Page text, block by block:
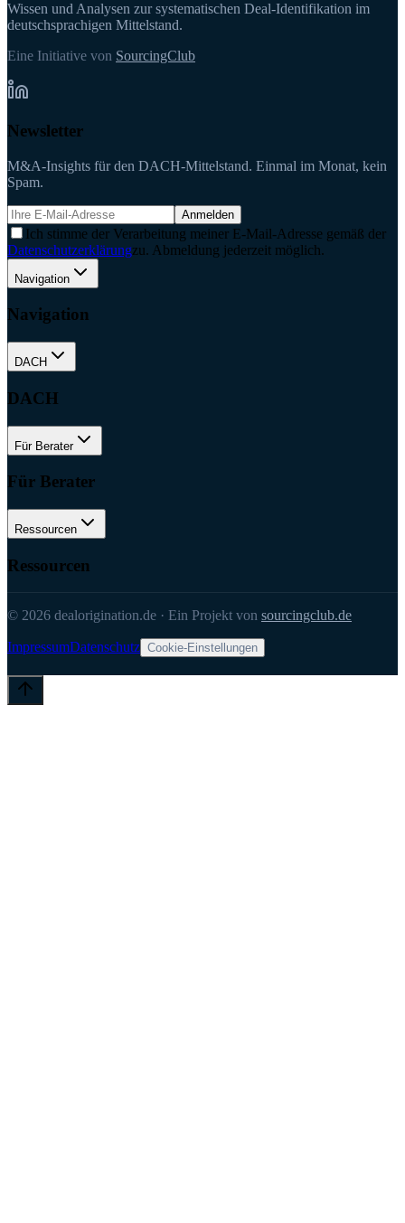
Wissen und Analysen zur systematischen Deal-Identifikation im
deutschsprachigen Mittelstand.
Eine Initiative von SourcingClub
Newsletter
M&A-Insights für den DACH-Mittelstand. Einmal im Monat, kein
Spam.
Anmelden
Ich stimme der Verarbeitung meiner E-Mail-Adresse gemäß der
Datenschutzerklärungzu. Abmeldung jederzeit möglich.
Navigation
Navigation
DACH
DACH
Für Berater
Für Berater
Ressourcen
Ressourcen
© 2026 dealorigination.de · Ein Projekt von sourcingclub.de
ImpressumDatenschutz Cookie-Einstellungen